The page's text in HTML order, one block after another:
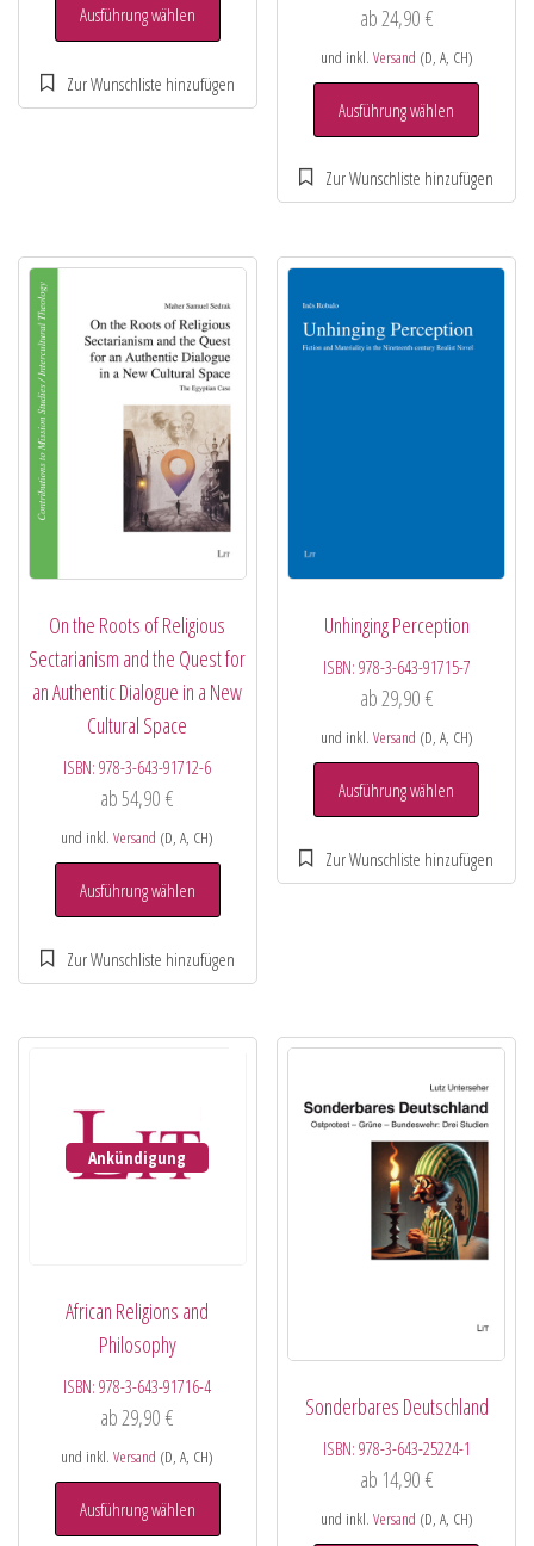
Ausführung wählen ab 24,90 €
und inkl. Versand (D, A, CH)
Ausführung wählen
On the Roots of Religious
Sectarianism and the Quest for
an Authentic Dialogue in a New
Cultural Space
ISBN:978-3-643-91712-6
ab54,90€
und inkl.Versand (D, A, CH)
Ausführung wählen
Unhinging Perception
ISBN: 978-3-643-91715-7
ab29,90 €
und inkl. Versand (D, A, CH)
Ausführung wählen
Ankündigung
African Religions and
Philosophy
ISBN:978-3-643-91716-4
ab29,90€
und inkl.Versand (D, A, CH)
Ausführung wählen
Sonderbares Deutschland
ISBN: 978-3-643-25224-1
ab 14,90 €
und inkl. Versand (D, A, CH)